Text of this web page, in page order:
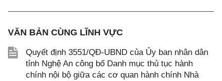
VĂN BẢN CÙNG LĨNH VỰC
Quyết định 3551/QĐ-UBND của Ủy ban nhân dân
tỉnh Nghệ An công bố Danh mục thủ tục hành
chính nội bộ giữa các cơ quan hành chính Nhà